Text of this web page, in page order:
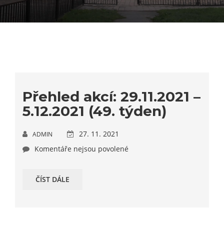
Přehled akcí: 29.11.2021 –
5.12.2021 (49. týden)
ADMIN
27. 11. 2021
Komentáře nejsou povolené
ČÍST DÁLE